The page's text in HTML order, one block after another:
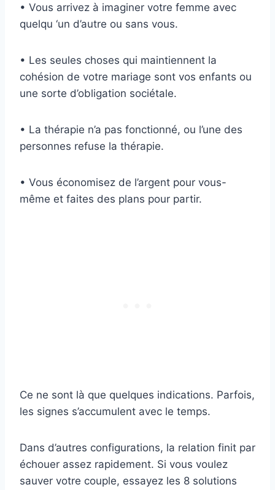
• Vous arrivez à imaginer votre femme avec
quelqu ‘un d’autre ou sans vous.
• Les seules choses qui maintiennent la
cohésion de votre mariage sont vos enfants ou
une sorte d’obligation sociétale.
• La thérapie n’a pas fonctionné, ou l’une des
personnes refuse la thérapie.
• Vous économisez de l’argent pour vous-
même et faites des plans pour partir.
Ce ne sont là que quelques indications. Parfois,
les signes s’accumulent avec le temps.
Dans d’autres configurations, la relation finit par
échouer assez rapidement. Si vous voulez
sauver votre couple, essayez les 8 solutions